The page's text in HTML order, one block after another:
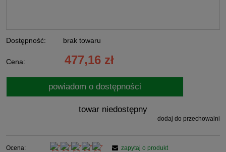
Dostępność: brak towaru
Cena: 477,16 zł
powiadom o dostępności
towar niedostępny
dodaj do przechowalni
Ocena:
zapytaj o produkt